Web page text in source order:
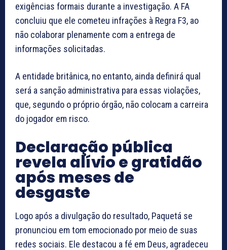
exigências formais durante a investigação. A FA
concluiu que ele cometeu infrações à Regra F3, ao
não colaborar plenamente com a entrega de
informações solicitadas.
A entidade britânica, no entanto, ainda definirá qual
será a sanção administrativa para essas violações,
que, segundo o próprio órgão, não colocam a carreira
do jogador em risco.
Declaração pública
revela alívio e gratidão
após meses de
desgaste
Logo após a divulgação do resultado, Paquetá se
pronunciou em tom emocionado por meio de suas
redes sociais. Ele destacou a fé em Deus, agradeceu